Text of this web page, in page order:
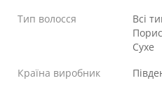
Тип волосся
Всі
Сухе
Країна виробник